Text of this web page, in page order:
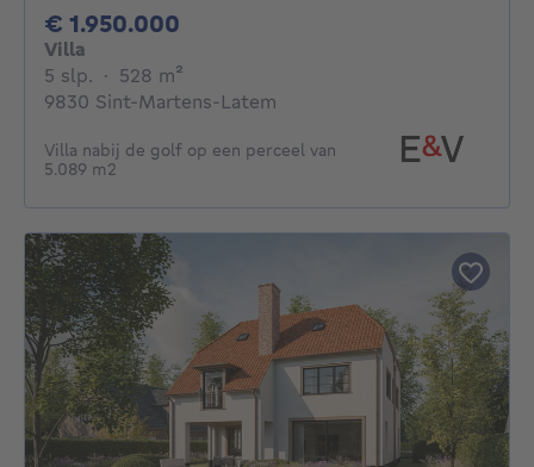
€ 1.950.000
Villa
5 slp. 5 slaapkamers
· 528 m²
9830 Sint-Martens-Latem
Villa nabij de golf op een perceel van
5.089 m2